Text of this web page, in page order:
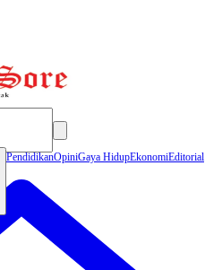
PendidikanOpiniGaya HidupEkonomiEditorial